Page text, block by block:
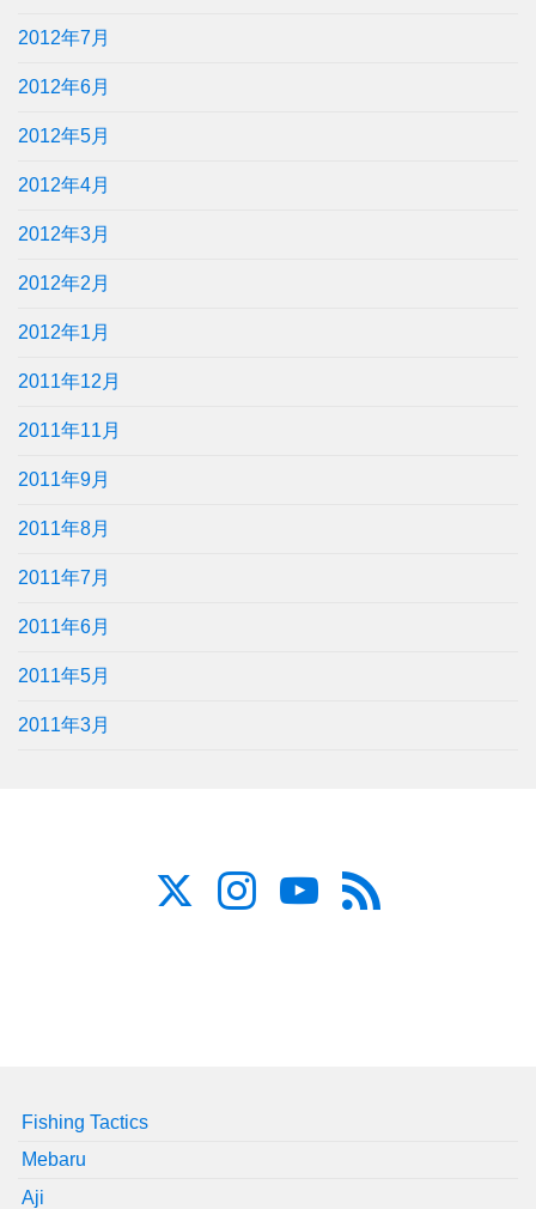
2012年7月
2012年6月
2012年5月
2012年4月
2012年3月
2012年2月
2012年1月
2011年12月
2011年11月
2011年9月
2011年8月
2011年7月
2011年6月
2011年5月
2011年3月
Fishing Tactics
Mebaru
Aji